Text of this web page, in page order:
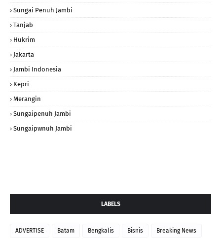
Sungai Penuh Jambi
Tanjab
Hukrim
Jakarta
Jambi Indonesia
Kepri
Merangin
Sungaipenuh Jambi
Sungaipwnuh Jambi
LABELS
ADVERTISE Batam Bengkalis Bisnis Breaking News